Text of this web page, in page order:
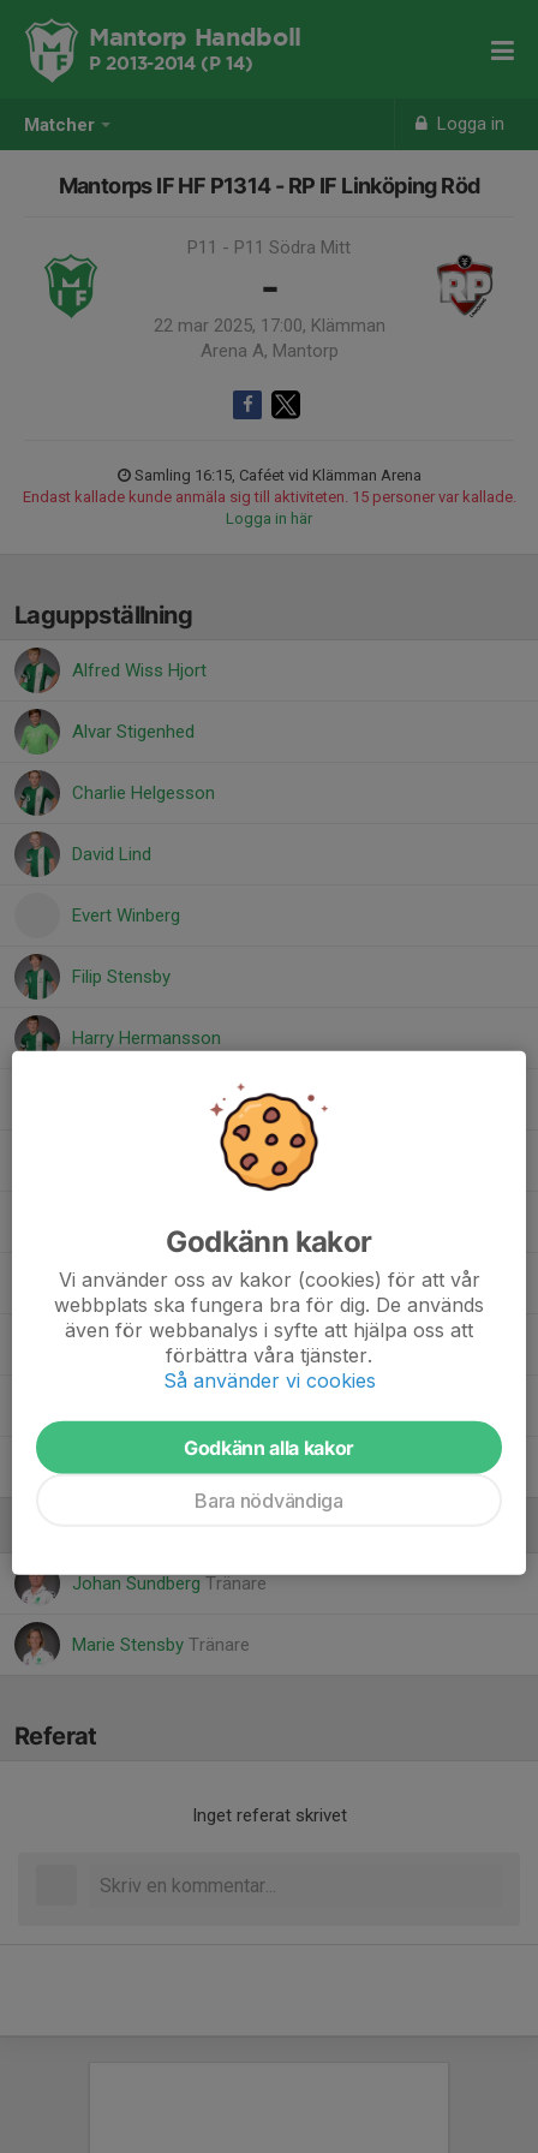
Matcher Logga in
Mantorp Handboll
P 2013-2014 (P 14)
Mantorps IF HF P1314 - RP IF Linköping Röd
P11 - P11 Södra Mitt
-
22 mar 2025, 17:00, Klämman
Arena A, Mantorp
Samling 16:15, Caféet vid Klämman Arena
Endast kallade kunde anmäla sig till aktiviteten. 15 personer var kallade.
Logga in här
Laguppställning
Alfred Wiss Hjort
Alvar Stigenhed
Charlie Helgesson
David Lind
Evert Winberg
Filip Stensby
Harry Hermansson
, P 2015-2016 (P 11)
Milo Petrovic
Neo Karlsson
Johan Sundberg Tränare
Marie Stensby Tränare
Referat
Inget referat skrivet
Godkänn kakor
Vi använder oss av kakor (cookies) för att vår
webbplats ska fungera bra för dig. De används
även för webbanalys i syfte att hjälpa oss att
förbättra våra tjänster.
Så använder vi cookies
Godkänn alla kakor
Bara nödvändiga